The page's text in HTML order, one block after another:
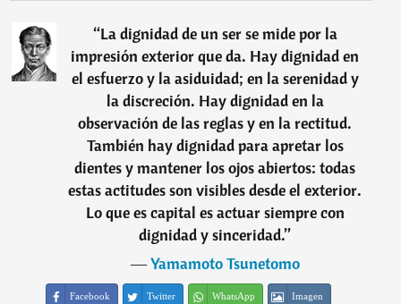
“La dignidad de un ser se mide por la
impresión exterior que da. Hay dignidad en
el esfuerzo y la asiduidad; en la serenidad y
la discreción. Hay dignidad en la
observación de las reglas y en la rectitud.
También hay dignidad para apretar los
dientes y mantener los ojos abiertos: todas
estas actitudes son visibles desde el exterior.
Lo que es capital es actuar siempre con
dignidad y sinceridad.”
―Yamamoto Tsunetomo
Facebook Twitter WhatsApp Imagen